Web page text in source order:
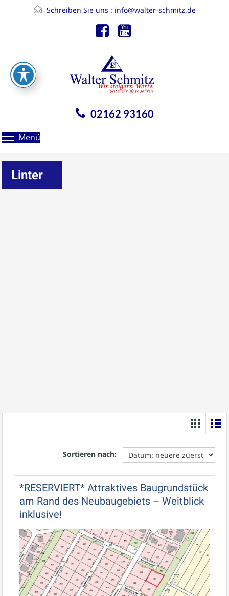
Schreiben Sie uns : info@walter-schmitz.de
02162 93160
Menü
Linter
Sortieren nach:
*RESERVIERT* Attraktives Baugrundstück
am Rand des Neubaugebiets – Weitblick
inklusive!